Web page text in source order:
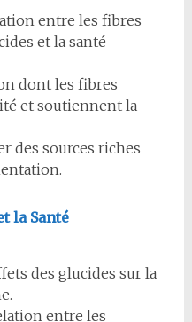
entre les fibres
et la santé
dont les fibres
et soutiennent la
des sources riches
la Santé
des glucides sur la
entre les